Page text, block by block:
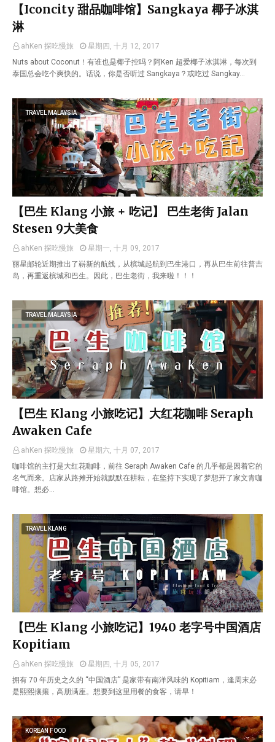
【Iconcity 甜品咖啡馆】Sangkaya 椰子冰淇
淋
ahKen 探吃慢旅
星期四, 十月 12, 2017
Nuts about Coconut！有谁也是椰子控吗？阿Ken 超爱椰子冰淇淋，每次到
泰国总会吃个爽快的。话说，你是否听过 Sangkaya？或吃过 Sangkay…
TRAVEL MALAYSIA
【巴生 Klang 小旅 + 吃记】 巴生老街 Jalan
Stesen 9大美食
ahKen 探吃慢旅
星期一, 十月 09, 2017
丽星邮轮近期推出了崭新的航线，从槟城起航到巴生港口，再从巴生前往普吉
岛，再重返槟城和巴生。因此，巴生老街，我来啦！！！
TRAVEL MALAYSIA
【巴生 Klang 小旅吃记】大红花咖啡 Seraph
Awaken Cafe
ahKen 探吃慢旅
星期六, 十月 07, 2017
咖啡馆的主打是大红花咖啡，前往 Seraph Awaken Cafe 的几乎都是因着它的
名气而来。店家从路摊开始就默默在耕耘，在坚持下实现了梦想开了家文青咖
啡馆。想必…
TRAVEL KLANG
【巴生 Klang 小旅吃记】1940 老字号中国酒店
Kopitiam
ahKen 探吃慢旅
星期四, 十月 05, 2017
拥有 70 年历史之久的 “中国酒店” 是家带有南洋风味的 Kopitiam，逢周末必
是熙熙攘攘，高朋满座。想要到这里用餐的食客，请早！
KOREAN FOOD